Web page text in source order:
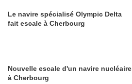
Le navire spécialisé Olympic Delta
fait escale à Cherbourg
Nouvelle escale d'un navire nucléaire
à Cherbourg